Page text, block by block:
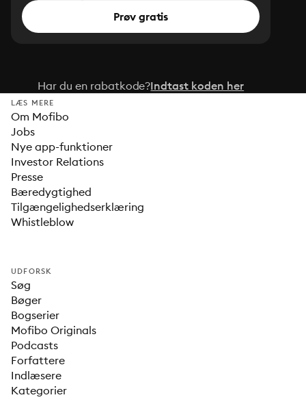
Prøv gratis
Har du en rabatkode?Indtast koden her
LÆS MERE
Om Mofibo
Jobs
Nye app-funktioner
Investor Relations
Presse
Bæredygtighed
Tilgængelighedserklæring
Whistleblow
UDFORSK
Søg
Bøger
Bogserier
Mofibo Originals
Podcasts
Forfattere
Indlæsere
Kategorier